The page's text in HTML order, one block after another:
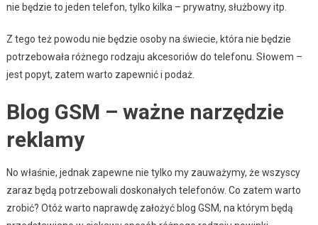
nie będzie to jeden telefon, tylko kilka – prywatny, służbowy itp.
Z tego też powodu nie będzie osoby na świecie, która nie będzie
potrzebowała różnego rodzaju akcesoriów do telefonu. Słowem –
jest popyt, zatem warto zapewnić i podaż.
Blog GSM – ważne narzędzie
reklamy
No właśnie, jednak zapewne nie tylko my zauważymy, że wszyscy
zaraz będą potrzebowali doskonałych telefonów. Co zatem warto
zrobić? Otóż warto naprawdę założyć blog GSM, na którym będą